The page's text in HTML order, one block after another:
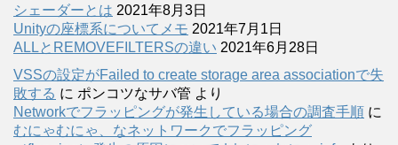
シェーダーとは 2021年8月3日
Unityの座標系についてメモ 2021年7月1日
ALLとREMOVEFILTERSの違い 2021年6月28日
VSSの設定がFailed to create storage area associationで失
敗する に ポンコツなサバ管 より
Networkでフラッピングが発生している場合の調査手順 に
むにゃむにゃ、なネットワークでフラッピング